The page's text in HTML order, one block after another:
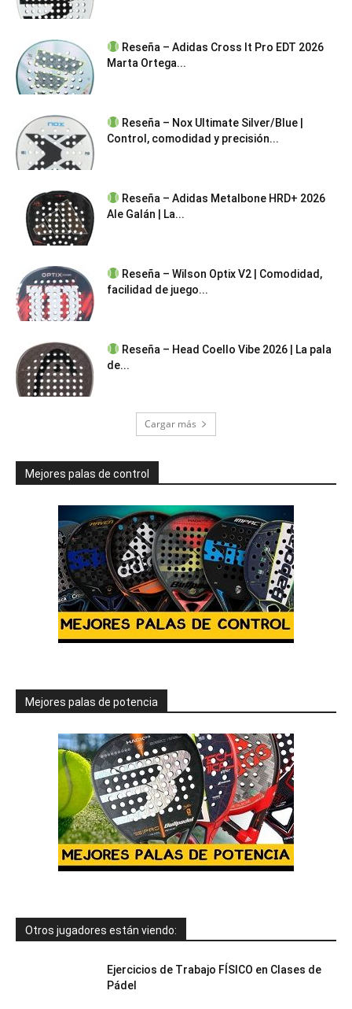
Reseña – Adidas Cross It Pro EDT 2026
Marta Ortega...
Reseña – Nox Ultimate Silver/Blue |
Control, comodidad y precisión...
Reseña – Adidas Metalbone HRD+ 2026
Ale Galán | La...
Reseña – Wilson Optix V2 | Comodidad,
facilidad de juego...
Reseña – Head Coello Vibe 2026 | La pala
de...
Cargar más
Mejores palas de control
Mejores palas de potencia
Otros jugadores están viendo:
Ejercicios de Trabajo FÍSICO en Clases de
Pádel